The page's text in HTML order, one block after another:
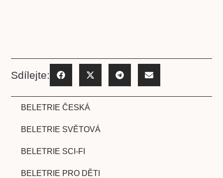
Sdílejte:
BELETRIE ČESKÁ
BELETRIE SVĚTOVÁ
BELETRIE SCI-FI
BELETRIE PRO DĚTI